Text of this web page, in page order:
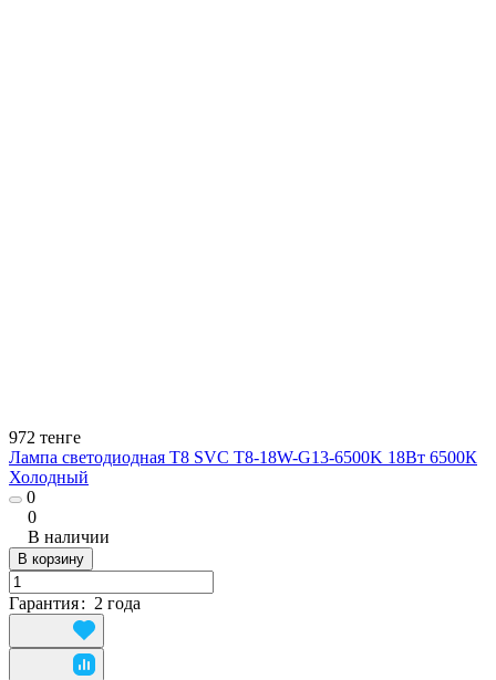
972 тенге
Лампа светодиодная T8 SVC T8-18W-G13-6500K 18Вт 6500К
Холодный
0
0
В наличии
В корзину
Гарантия: 2 года